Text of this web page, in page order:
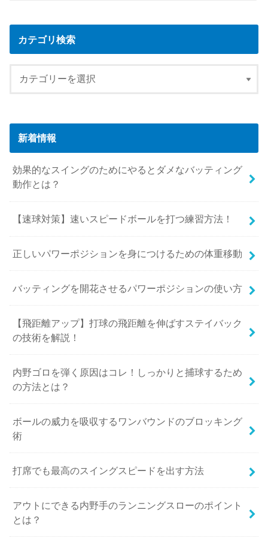
カテゴリ検索
新着情報
効果的なスイングのためにやるとダメなバッティング
動作とは？
【速球対策】速いスピードボールを打つ練習方法！
正しいパワーポジションを身につけるための体重移動
バッティングを開花させるパワーポジションの使い方
【飛距離アップ】打球の飛距離を伸ばすステイバック
の技術を解説！
内野ゴロを弾く原因はコレ！しっかりと捕球するため
の方法とは？
ボールの威力を吸収するワンバウンドのブロッキング
術
打席でも最高のスイングスピードを出す方法
アウトにできる内野手のランニングスローのポイント
とは？